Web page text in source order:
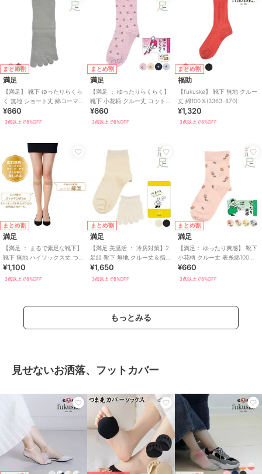
まとめ割
満足
【満足】 靴下 ゆったりらくら
く 無地 ショート丈 綿コーマ＋
BR(3345-07N)
¥660
3点以上で8%OFF
まとめ割
満足
【満足 ： ゆったりらくらく】
靴下 小花柄 クルー丈 コットン
メランジ 締め付けにくい
¥660
3点以上で8%OFF
まとめ割
福助
【fukuske】 靴下 無地 クルー
丈 綿100％(3363-870)
¥1,320
3点以上で8%OFF
まとめ割
満足
【満足 ： まるで素足な靴下】
靴下 無地 ハイソックス丈 つま
先かかと綿混(340-4331)
¥1,100
3点以上で8%OFF
まとめ割
満足
【満足 美温活 ： 冷房対策】2
足組 靴下 無地 クルー丈＆指先
5本指 綿素材 シルク混 重ね履
き
¥1,650
3点以上で8%OFF
まとめ割
満足
【満足： ゆったり爽感】 靴下
小花柄 クルー丈 表糸綿100％
天然素材
¥660
3点以上で8%OFF
もっとみる
見せないお洒落、フットカバー